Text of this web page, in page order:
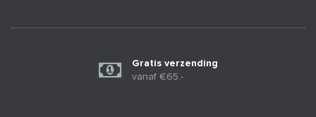
Gratis verzending
vanaf €65.-